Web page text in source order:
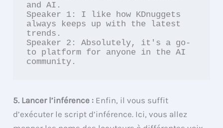
and AI.
Speaker 1: I like how KDnuggets
always keeps up with the latest
trends.
Speaker 2: Absolutely, it's a go-
to platform for anyone in the AI
community.
5. Lancer l’inférence : Enfin, il vous suffit
d’exécuter le script d’inférence. Ici, vous allez